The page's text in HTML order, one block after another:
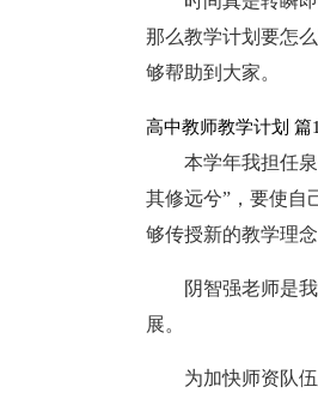
那么教学计划要怎
够帮助到大家。
高中教师教学计划 篇1
本学年我担任
其修远兮”，要使自
够传授新的教学理
阴智强老师是
展。
为加快师资队